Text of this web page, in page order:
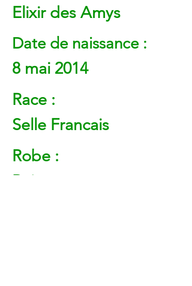
Elixir des Amys
Date de naissance :
8 mai 2014
Race :
Selle Francais
Robe :
Bai